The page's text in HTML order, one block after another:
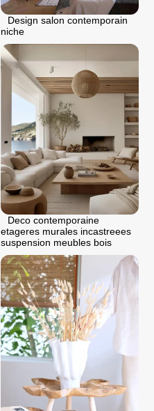
Design salon contemporain
niche
Deco contemporaine
etageres murales incastreees
suspension meubles bois